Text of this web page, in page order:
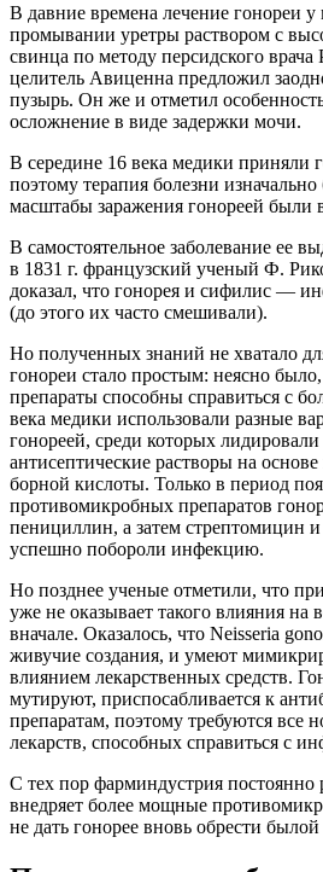
В давние времена лечение гонореи
промывании уретры раствором с
свинца по методу персидского врача
целитель Авиценна предложил
пузырь. Он же и отметил
осложнение в виде задержки мочи.
В середине 16 века медики приняли
поэтому терапия болезни
масштабы заражения гонореей были
В самостоятельное заболевание ее
в 1831 г. французский ученый Ф.
доказал, что гонорея и сифилис —
(до этого их часто смешивали).
Но полученных знаний не хватало
гонореи стало простым: неясно
препараты способны справиться с
века медики использовали разные
гонореей, среди которых
антисептические растворы на
борной кислоты. Только в период
противомикробных препаратов
пенициллин, а затем стрептомицин
успешно побороли инфекцию.
Но позднее ученые отметили, что
уже не оказывает такого влияния на
вначале. Оказалось, что Neisseria
живучие создания, и умеют
влиянием лекарственных средств.
мутируют, приспосабливается к
препаратам, поэтому требуются все
лекарств, способных справиться с
С тех пор фарминдустрия постоянно
внедряет более мощные
не дать гонорее вновь обрести былой